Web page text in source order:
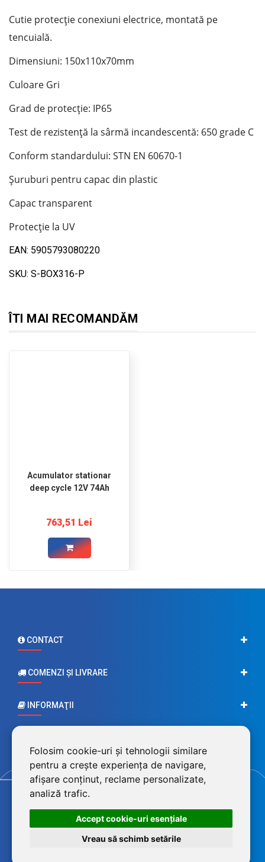
Folosim cookie-uri și tehnologii similare
pentru a crește experiența de navigare,
afișare conținut, reclame personalizate,
analiză trafic.
Accept cookie-uri esenţiale
Vreau să schimb setările
Cutie protecție conexiuni electrice, montată pe
tencuială.
Dimensiuni: 150x110x70mm
Culoare Gri
Grad de protecție: IP65
Test de rezistență la sârmă incandescentă: 650 grade C
Conform standardului: STN EN 60670-1
Șuruburi pentru capac din plastic
Capac transparent
Protecție la UV
EAN: 5905793080220
SKU: S-BOX316-P
ÎTI MAI RECOMANDĂM
Acumulator stationar
deep cycle 12V 74Ah
763,51 Lei
CONTACT
COMENZI ŞI LIVRARE
INFORMAŢII
©2026 BluPower® marcă înregistrată a FEROTECH DISTRIBUTION SRL,